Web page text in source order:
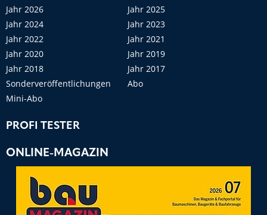
Jahr 2026
Jahr 2025
Jahr 2024
Jahr 2023
Jahr 2022
Jahr 2021
Jahr 2020
Jahr 2019
Jahr 2018
Jahr 2017
Sonderveröffentlichungen
Abo
Mini-Abo
PROFI TESTER
ONLINE-MAGAZIN